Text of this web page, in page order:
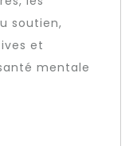
soutien,
et
mentale